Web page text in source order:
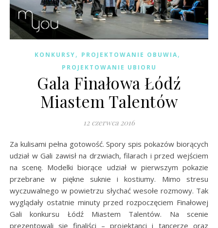
KONKURSY, PROJEKTOWANIE OBUWIA,
PROJEKTOWANIE UBIORU
Gala Finałowa Łódź
Miastem Talentów
12 czerwca 2016
Za kulisami pełna gotowość. Spory spis pokazów biorących
udział w Gali zawisł na drzwiach, filarach i przed wejściem
na scenę. Modelki biorące udział w pierwszym pokazie
przebrane w piękne suknie i kostiumy. Mimo stresu
wyczuwalnego w powietrzu słychać wesołe rozmowy. Tak
wyglądały ostatnie minuty przed rozpoczęciem Finałowej
Gali konkursu Łódź Miastem Talentów. Na scenie
prezentowali się finaliści – projektanci i tancerze oraz